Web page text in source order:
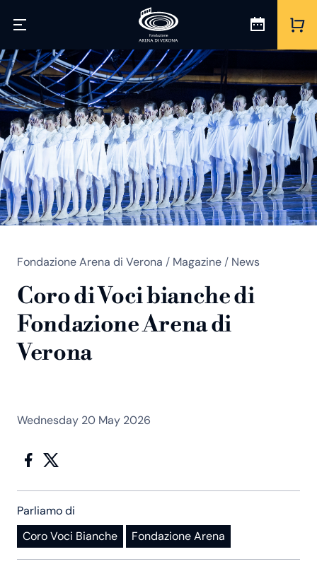
Fondazione Arena di Verona / Magazine/ News
Coro di Voci bianche di
Fondazione Arena di
Verona
Wednesday 20 May 2026
Parliamo di
Coro Voci Bianche
Fondazione Arena